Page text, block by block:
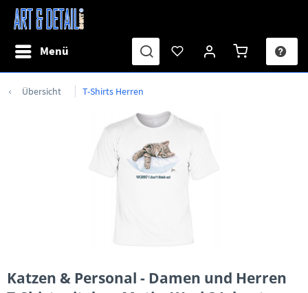
Menü
Übersicht T-Shirts Herren
Katzen & Personal - Damen und Herren